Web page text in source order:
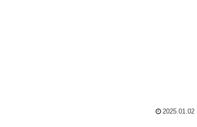
2025.01.02